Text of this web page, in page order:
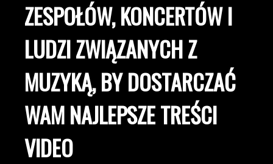
ZESPOŁÓW, KONCERTÓW I
LUDZI ZWIĄZANYCH Z
MUZYKĄ, BY DOSTARCZAĆ
WAM NAJLEPSZE TREŚCI
VIDEO